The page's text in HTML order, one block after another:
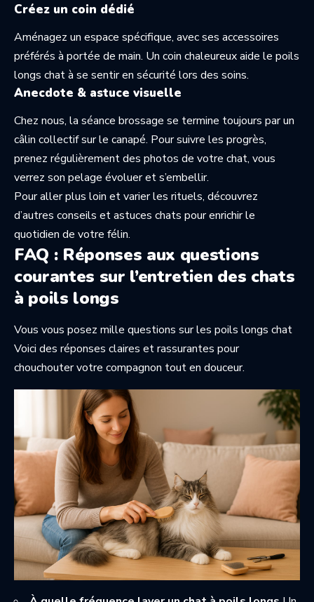
Créez un coin dédié
Aménagez un espace spécifique, avec ses accessoires
préférés à portée de main. Un coin chaleureux aide le poils
longs chat à se sentir en sécurité lors des soins.
Anecdote & astuce visuelle
Chez nous, la séance brossage se termine toujours par un
câlin collectif sur le canapé. Pour suivre les progrès,
prenez régulièrement des photos de votre chat, vous
verrez son pelage évoluer et s’embellir.
Pour aller plus loin et varier les rituels, découvrez
d’autres conseils et astuces chats pour enrichir le
quotidien de votre félin.
FAQ : Réponses aux questions
courantes sur l’entretien des chats
à poils longs
Vous vous posez mille questions sur les poils longs chat
Voici des réponses claires et rassurantes pour
chouchouter votre compagnon tout en douceur.